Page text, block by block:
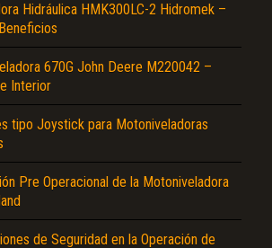
Hidráulica HMK300LC-2 Hidromek –
670G John Deere M220042 –
Interior
tipo Joystick para Motoniveladoras
Pre Operacional de la Motoniveladora
de Seguridad en la Operación de